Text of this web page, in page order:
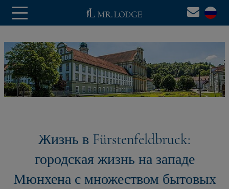
Жизнь в Fürstenfeldbruck:
городская жизнь на западе
Мюнхена с множеством бытовых